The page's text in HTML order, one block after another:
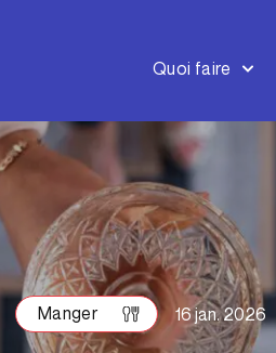
Quoi faire
Manger 16 jan. 2026